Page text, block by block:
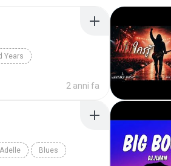
Years
2 anni fa
Adelle Blues